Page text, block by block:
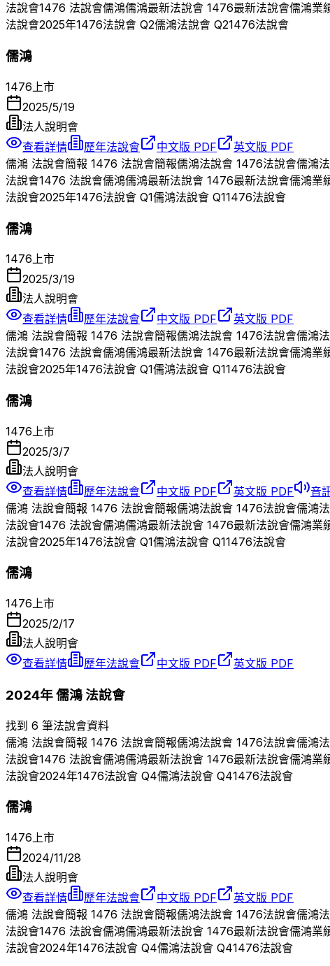
法說會1476 法說會儒鴻儒鴻最新法說會 1476最新法說會儒鴻業
法說會2025年1476法說會 Q2儒鴻法說會 Q21476法說會
儒鴻
1476 上市
2025/5/19
法人說明會
查看詳情
歷年法說會 中文版 PDF
英文版 PDF
儒鴻 法說會簡報 1476 法說會簡報儒鴻法說會 1476法說會儒鴻
法說會1476 法說會儒鴻儒鴻最新法說會 1476最新法說會儒鴻業
法說會2025年1476法說會 Q1儒鴻法說會 Q11476法說會
儒鴻
1476上市
2025/3/19
法人說明會
查看詳情
歷年法說會 中文版 PDF
英文版 PDF
儒鴻 法說會簡報 1476 法說會簡報儒鴻法說會 1476法說會儒鴻
法說會1476 法說會儒鴻儒鴻最新法說會 1476最新法說會儒鴻業
法說會2025年1476法說會 Q1儒鴻法說會 Q11476法說會
儒鴻
1476 上市
2025/3/7
法人說明會
查看詳情
歷年法說會 中文版 PDF 英文版 PDF
音
儒鴻 法說會簡報 1476 法說會簡報儒鴻法說會 1476法說會儒鴻
法說會1476 法說會儒鴻儒鴻最新法說會 1476最新法說會儒鴻業
法說會2025年1476法說會 Q1儒鴻法說會 Q11476法說會
儒鴻
1476上市
2025/2/17
法人說明會
查看詳情
歷年法說會 中文版 PDF 英文版 PDF
2024年儒鴻法說會
找到 6 筆法說會資料
儒鴻 法說會簡報 1476 法說會簡報儒鴻法說會 1476法說會儒鴻
法說會1476 法說會儒鴻儒鴻最新法說會 1476最新法說會儒鴻業
法說會2024年1476法說會 Q4儒鴻法說會 Q41476法說會
儒鴻
1476上市
2024/11/28
法人說明會
查看詳情
歷年法說會 中文版 PDF
英文版 PDF
儒鴻 法說會簡報 1476 法說會簡報儒鴻法說會 1476法說會儒鴻
法說會1476 法說會儒鴻儒鴻最新法說會 1476最新法說會儒鴻業
法說會2024年1476法說會 Q4儒鴻法說會 Q41476法說會